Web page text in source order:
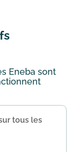
Eneba sont
tous les